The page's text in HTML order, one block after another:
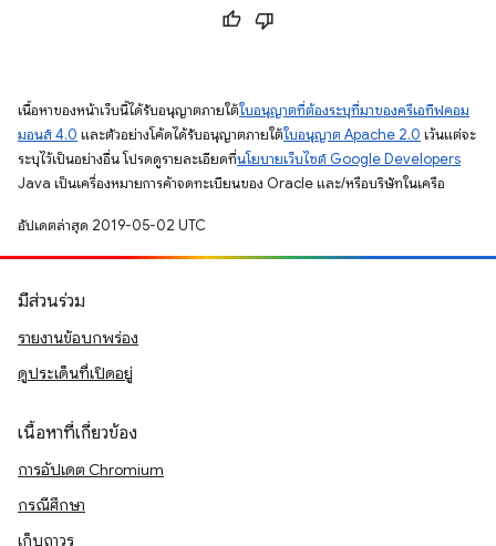
เนื้อหาของหน้าเว็บนี้ได้รับอนุญาตภายใต้ใบอนุญาตที่ต้องระบุที่มาของครีเอทีฟคอม
มอนส์ 4.0 และตัวอย่างโค้ดได้รับอนุญาตภายใต้ใบอนุญาต Apache 2.0 เว้นแต่จะ
ระบุไว้เป็นอย่างอื่น โปรดดูรายละเอียดที่นโยบายเว็บไซต์ Google Developers
Java เป็นเครื่องหมายการค้าจดทะเบียนของ Oracle และ/หรือบริษัทในเครือ
อัปเดตล่าสุด 2019-05-02 UTC
มีส่วนร่วม
รายงานข้อบกพร่อง
ดูประเด็นที่เปิดอยู่
เนื้อหาที่เกี่ยวข้อง
การอัปเดต Chromium
กรณีศึกษา
เก็บถาวร